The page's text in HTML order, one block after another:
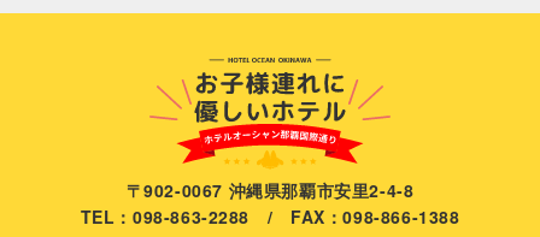
〒902-0067 沖縄県那覇市安里2-4-8
TEL：098-863-2288 / FAX：098-866-1388